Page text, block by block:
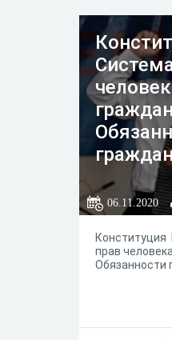
06.11.2020
прав
Обязанности